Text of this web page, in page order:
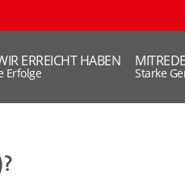
ERREICHT HABEN
Erfolge Starke